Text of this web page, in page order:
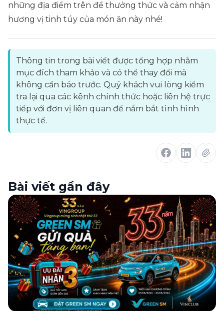
những địa điểm trên để thưởng thức và cảm nhận
hương vị tinh túy của món ăn này nhé!
Thông tin trong bài viết được tổng hợp nhằm
mục đích tham khảo và có thể thay đổi mà
không cần báo trước. Quý khách vui lòng kiểm
tra lại qua các kênh chính thức hoặc liên hệ trực
tiếp với đơn vị liên quan để nắm bắt tình hình
thực tế.
Bài viết gần đây